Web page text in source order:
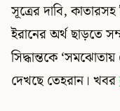
সূত্রের দাবি, কাতারসহ
ইরানের অর্থ ছাড়তে
সিদ্ধান্তকে
দেখছে তেহরান। খবর